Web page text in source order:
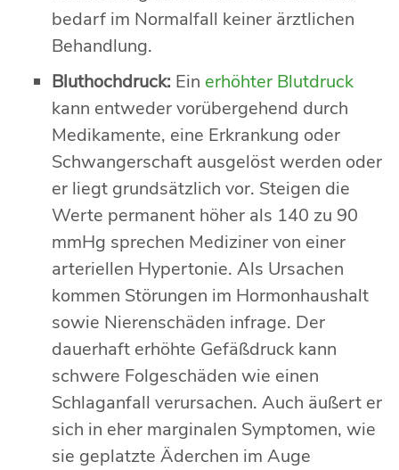
bedarf im Normalfall keiner ärztlichen
Behandlung.
Bluthochdruck: Ein erhöhter Blutdruck
kann entweder vorübergehend durch
Medikamente, eine Erkrankung oder
Schwangerschaft ausgelöst werden oder
er liegt grundsätzlich vor. Steigen die
Werte permanent höher als 140 zu 90
mmHg sprechen Mediziner von einer
arteriellen Hypertonie. Als Ursachen
kommen Störungen im Hormonhaushalt
sowie Nierenschäden infrage. Der
dauerhaft erhöhte Gefäßdruck kann
schwere Folgeschäden wie einen
Schlaganfall verursachen. Auch äußert er
sich in eher marginalen Symptomen, wie
sie geplatzte Äderchen im Auge